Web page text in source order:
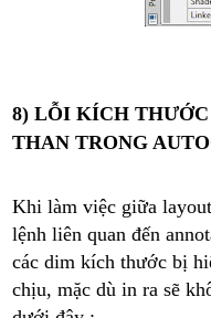
8) LỖI KÍCH
THAN TRONG
Khi làm việc giữa
lệnh liên quan đến
các dim kích thước bị
chịu, mặc dù in ra sẽ